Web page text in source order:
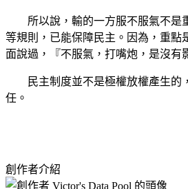
所以說，輸的一方服不服氣不是重
等規則，已能保障民主。因為，重點
面說過，『不服氣，打嘴炮，是沒有
民主制度並不是極權放權產生的，
任。
創作者介紹